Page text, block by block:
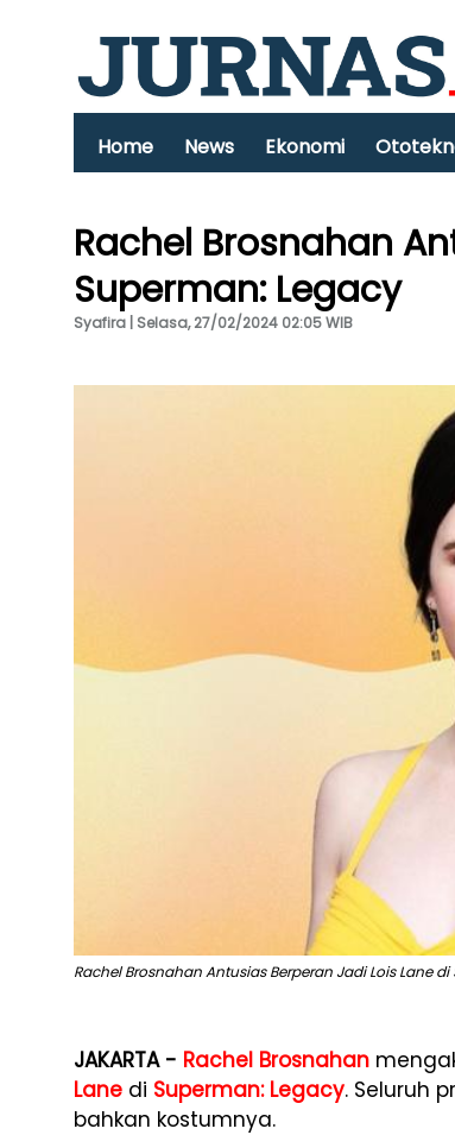
Home News Ekonomi
Rachel Brosnahan
Superman: Legacy
Syafira | Selasa, 27/02/2024 02:05 WIB
Rachel Brosnahan Antusias Berperan Jadi Lois Lane di
JAKARTA - Rachel Brosnahan
Lane di Superman: Legacy. Seluruh
bahkan kostumnya.